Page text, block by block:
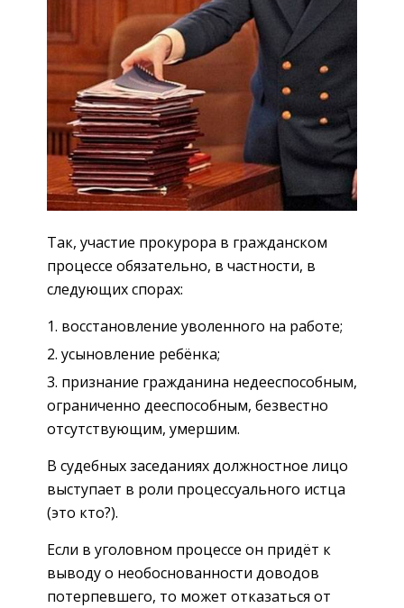
Так, участие прокурора в гражданском
процессе обязательно, в частности, в
следующих спорах:
восстановление уволенного на работе;
усыновление ребёнка;
признание гражданина недееспособным,
ограниченно дееспособным, безвестно
отсутствующим, умершим.
В судебных заседаниях должностное лицо
выступает в роли процессуального истца
(это кто?).
Если в уголовном процессе он придёт к
выводу о необоснованности доводов
потерпевшего, то может отказаться от